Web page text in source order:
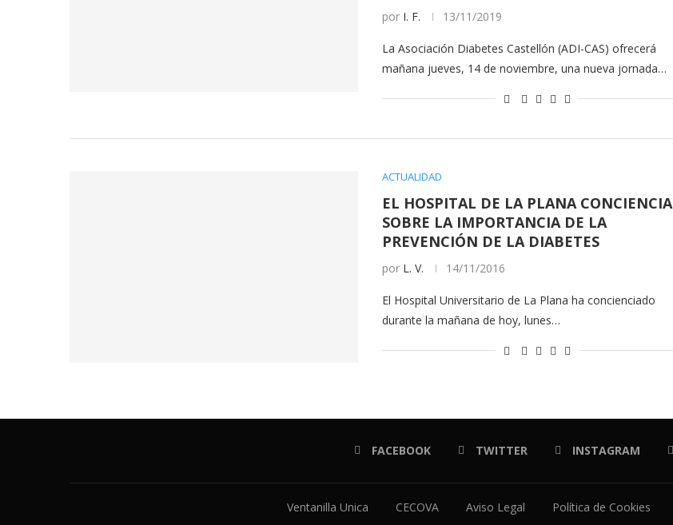
por I. F. 13/11/2019
La Asociación Diabetes Castellón (ADI-CAS) ofrecerá
mañana jueves, 14 de noviembre, una nueva jornada…
ACTUALIDAD
EL HOSPITAL DE LA PLANA CONCIENCIA
SOBRE LA IMPORTANCIA DE LA
PREVENCIÓN DE LA DIABETES
por L. V. 14/11/2016
El Hospital Universitario de La Plana ha concienciado
durante la mañana de hoy, lunes…
FACEBOOK TWITTER INSTAGRAM
Ventanilla Unica CECOVA Aviso Legal Política de Cookies